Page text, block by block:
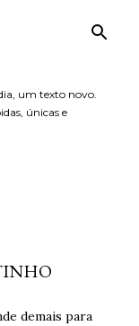
um texto novo.
únicas e
demais para